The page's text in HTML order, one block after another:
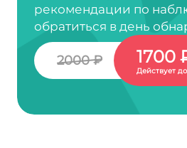
рекомендации по
обратиться в день
2000 ₽ 1700
Действует